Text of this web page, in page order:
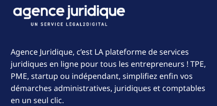
Agence Juridique, c’est LA plateforme de services
juridiques en ligne pour tous les entrepreneurs ! TPE,
PME, startup ou indépendant, simplifiez enfin vos
démarches administratives, juridiques et comptables
en un seul clic.